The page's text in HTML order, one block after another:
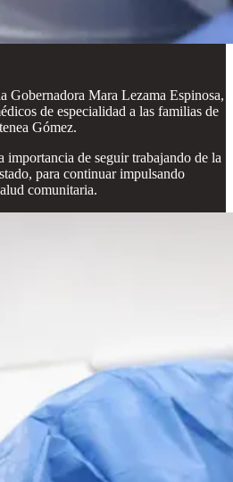
Gobernadora Mara Lezama Espinosa,
de especialidad a las familias de
Gómez.
importancia de seguir trabajando de la
para continuar impulsando
comunitaria.